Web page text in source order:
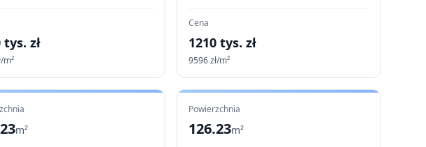
tys. zł
m²
Cena
1210 tys. zł
9596zł/m²
m²
Powierzchnia
126.23m²